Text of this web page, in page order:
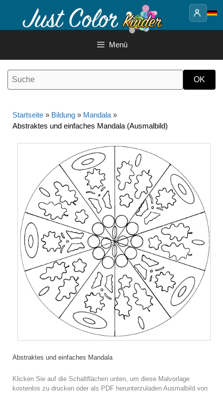
Inhalt
Menü
Startseite » Bildung » Mandala »
Abstraktes und einfaches Mandala (Ausmalbild)
Abstraktes und einfaches Mandala
Klicken Sie auf die Schaltflächen unten, um diese Malvorlage
kostenlos zu drucken oder als PDF herunterzuladen Ausmalbild von